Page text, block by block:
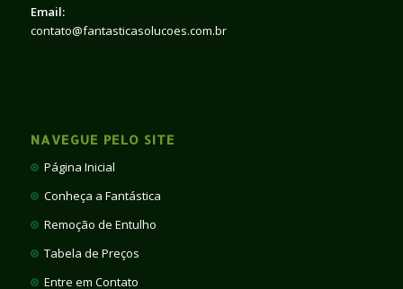
Email:
contato@fantasticasolucoes.com.br
NAVEGUE PELO SITE
Página Inicial
Conheça a Fantástica
Remoção de Entulho
Tabela de Preços
Entre em Contato